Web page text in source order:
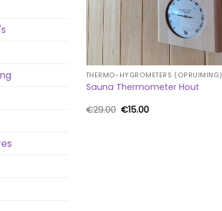
THERMO-HYGROMETERS (OPRUIMING)
Sauna Thermometer Hout
€29.00 Oorspronkelijke
€15.00Huidige